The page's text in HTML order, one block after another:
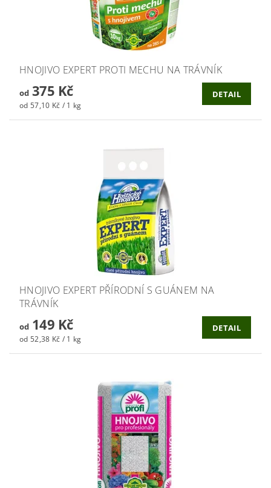
HNOJIVO EXPERT PROTI MECHU NA TRÁVNÍK
od375 Kč
od 57,10 Kč / 1 kg
DETAIL
HNOJIVO EXPERT PŘÍRODNÍ S GUÁNEM NA
TRÁVNÍK
od149 Kč
od 52,38 Kč / 1 kg
DETAIL